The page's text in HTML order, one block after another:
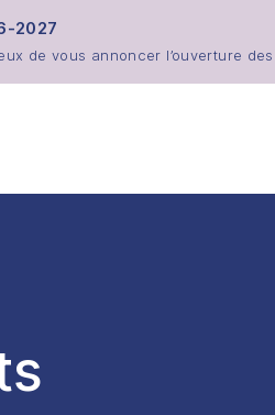
2027
de vous annoncer l’ouverture